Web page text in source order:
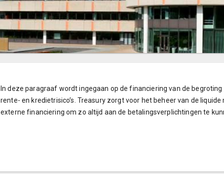
In deze paragraaf wordt ingegaan op de financiering van de
rente- en kredietrisico’s. Treasury zorgt voor het beheer van de
externe financiering om zo altijd aan de betalingsverplichtingen te